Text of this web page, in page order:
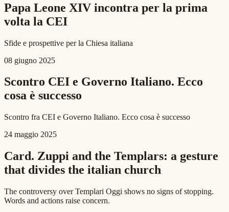
Papa Leone XIV incontra per la prima
volta la CEI
Sfide e prospettive per la Chiesa italiana
08 giugno 2025
Scontro CEI e Governo Italiano. Ecco
cosa è successo
Scontro fra CEI e Governo Italiano. Ecco cosa è successo
24 maggio 2025
Card. Zuppi and the Templars: a gesture
that divides the italian church
The controversy over Templari Oggi shows no signs of stopping.
Words and actions raise concern.